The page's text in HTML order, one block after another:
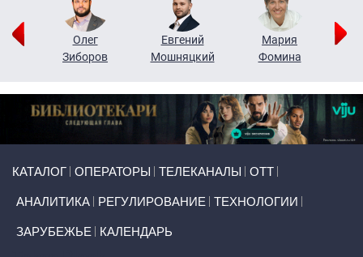
Олег
Зиборов
Евгений
Мошняцкий
Мария
Фомина
КАТАЛОГ ОПЕРАТОРЫ ТЕЛЕКАНАЛЫ ОТТ
АНАЛИТИКА РЕГУЛИРОВАНИЕ ТЕХНОЛОГИИ
ЗАРУБЕЖЬЕ КАЛЕНДАРЬ